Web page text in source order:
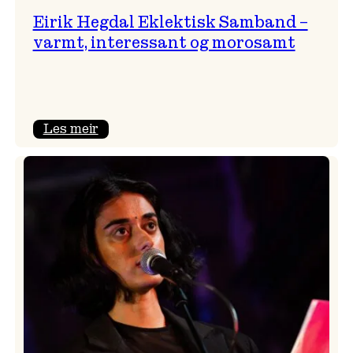
Eirik Hegdal Eklektisk Samband –
varmt, interessant og morosamt
Les meir:
Eklektisk
Samband
–
varmt,
interessant
morosamt